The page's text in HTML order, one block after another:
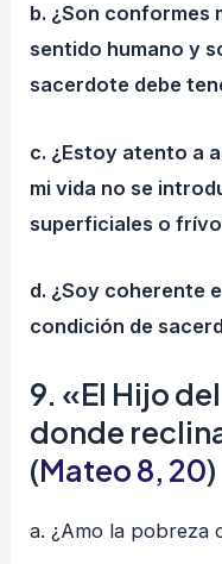
b. ¿Son conformes
sentido humano y
sacerdote debe
c. ¿Estoy atento a
mi vida no se
superficiales o
d. ¿Soy coherente
condición de
9. «El Hijo
donde
(Mateo 8, 20)
a. ¿Amo la pobreza